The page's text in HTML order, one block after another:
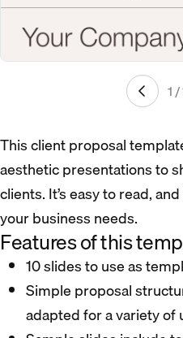
1
This client proposal
aesthetic presentations to
clients. It’s easy to read,
your business needs.
Features of this
10 slides to use as
Simple proposal
adapted for a variety of